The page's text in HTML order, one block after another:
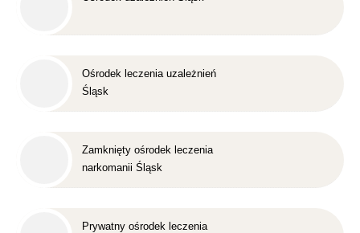
Ośrodek leczenia uzależnień
Śląsk
Zamknięty ośrodek leczenia
narkomanii Śląsk
Prywatny ośrodek leczenia